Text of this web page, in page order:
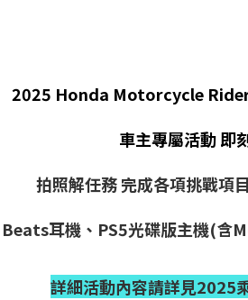
2025 Honda Motorcycle
車主專屬活動 即
拍照解任務 完成各項挑戰項
Beats耳機、PS5光碟版主機(含
詳細活動內容請詳見2025